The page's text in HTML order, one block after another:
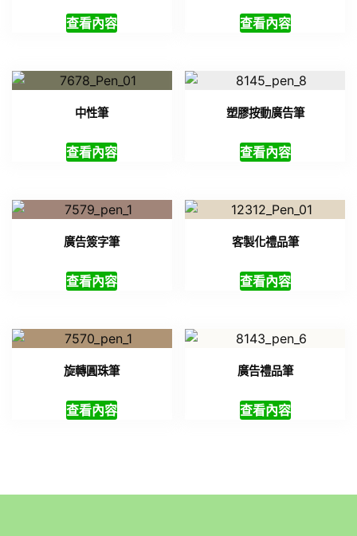
查看內容 查看內容
中性筆
查看內容
塑膠按動廣告筆
查看內容
廣告簽字筆
查看內容
客製化禮品筆
查看內容
旋轉圓珠筆
查看內容
廣告禮品筆
查看內容